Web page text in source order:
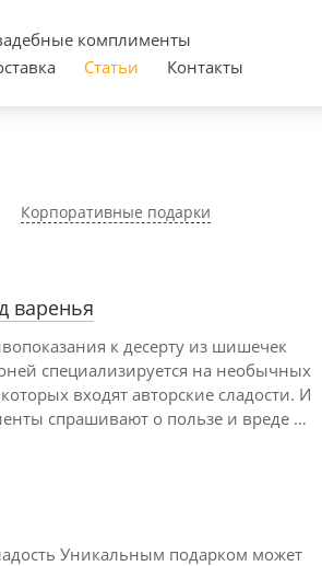
комплименты
Статьи Контакты
Корпоративные подарки
варенья
к десерту из шишечек
специализируется на необычных
входят авторские сладости. И
спрашивают о пользе и вреде …
Уникальным подарком может